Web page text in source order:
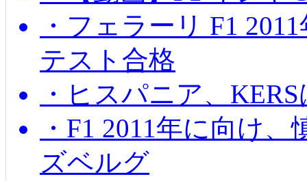
・フェラーリ F1
テスト合格
・ヒスパニア、
・F1 2011年に向け
ズベルグ